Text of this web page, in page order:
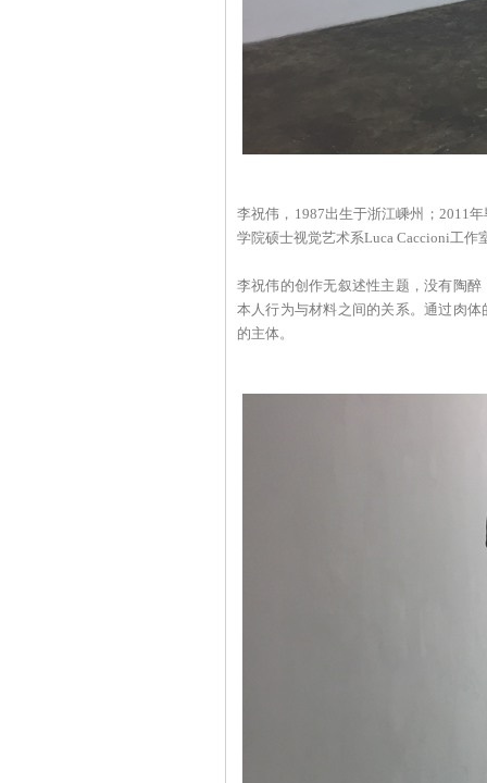
李祝伟，1987出生于浙江嵊州；2011
学院硕士视觉艺术系Luca Caccioni工
李祝伟的创作无叙述性主题，没有陶
本人行为与材料之间的关系。通过肉
的主体。